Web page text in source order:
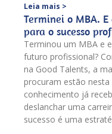
Leia mais >
Terminei o MBA.
para o sucesso
Terminou um MBA e
futuro profissional?
na Good Talents, a
procuram estão
conhecimento já
deslanchar uma
sucesso é uma